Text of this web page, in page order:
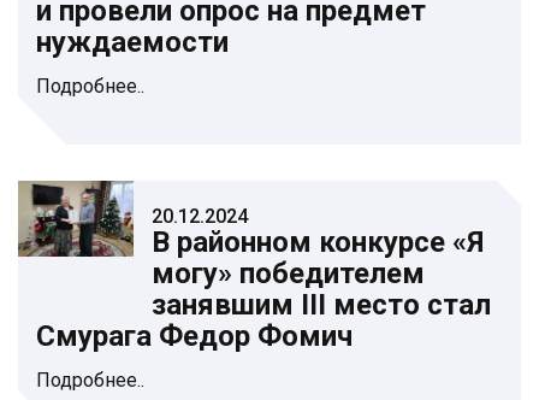
и провели опрос на предмет
нуждаемости
Подробнее..
20.12.2024
В районном конкурсе «Я
могу» победителем
занявшим III место стал
Смурага Федор Фомич
Подробнее..